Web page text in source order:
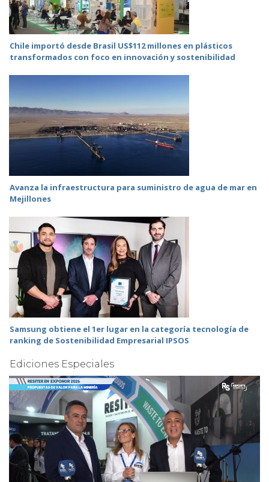
Chile importó desde Brasil US$112 millones en plásticos
transformados con foco en innovación y sostenibilidad
Avanza la infraestructura para suministro de agua de mar en
Mejillones
Samsung obtiene el 1er lugar en la categoría tecnología de
ranking de Sostenibilidad Empresarial IPSOS
Ediciones Especiales